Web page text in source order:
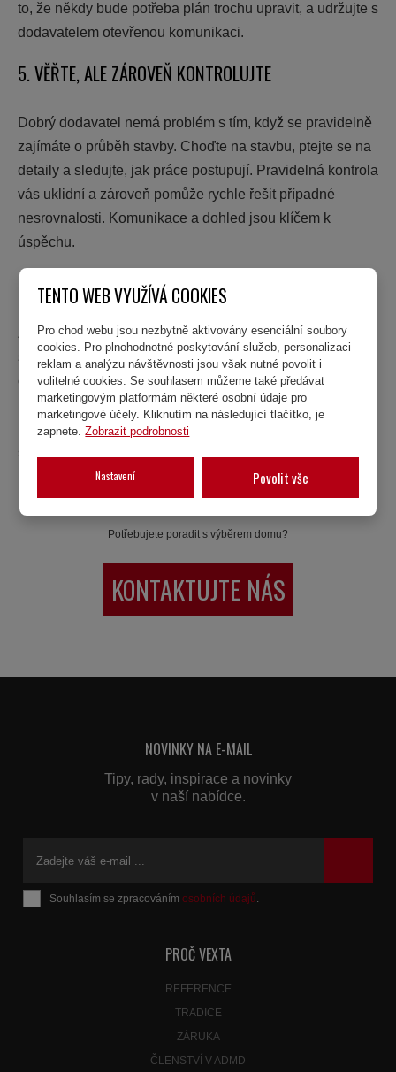
to, že někdy bude potřeba plán trochu upravit, a udržujte s
dodavatelem otevřenou komunikaci.
5. VĚŘTE, ALE ZÁROVEŇ KONTROLUJTE
Dobrý dodavatel nemá problém s tím, když se pravidelně
zajímáte o průběh stavby. Choďte na stavbu, ptejte se na
detaily a sledujte, jak práce postupují. Pravidelná kontrola
vás uklidní a zároveň pomůže rychle řešit případné
nesrovnalosti. Komunikace a dohled jsou klíčem k
úspěchu.
6. NEZAPOMEŇTE NA LIDSKÝ PŘÍSTUP
Za každým projektem stojí lidé – vy i dodavatel. Otevřená,
slušná a vstřícná komunikace je často tou nejlepší
cestou, jak předejít problémům. Respekt a pochopení
přinášejí mnohem lepší výsledky než stres nebo tlak.
Pamatujte, že společným cílem je kvalitní stavba a
spokojenost obou stran.
Potřebujete poradit s výběrem domu?
KONTAKTUJTE NÁS
NOVINKY NA E-MAIL
Tipy, rady, inspirace a novinky
v naší nabídce.
Souhlasím se zpracovánímosobních údajů.
PROČ VEXTA
REFERENCE
TRADICE
ZÁRUKA
ČLENSTVÍ V ADMD
TENTO WEB VYUŽÍVÁ COOKIES
Pro chod webu jsou nezbytně aktivovány esenciální soubory
cookies. Pro plnohodnotné poskytování služeb, personalizaci
reklam a analýzu návštěvnosti jsou však nutné povolit i
volitelné cookies. Se souhlasem můžeme také předávat
marketingovým platformám některé osobní údaje pro
marketingové účely. Kliknutím na následující tlačítko, je
zapnete.Zobrazit podrobnosti
Nastavení Povolit vše